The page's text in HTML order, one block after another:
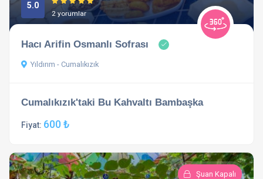
5.0
2 yorumlar
Hacı Arifin Osmanlı Sofrası
Yıldırım - Cumalıkızık
Cumalıkızık'taki Bu Kahvaltı Bambaşka
Fiyat: 600 ₺
Şuan Kapalı